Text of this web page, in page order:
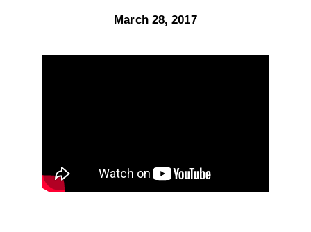
March 28, 2017